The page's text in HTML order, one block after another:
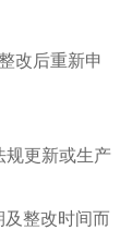
改后重新申
更新或生产
整改时间而